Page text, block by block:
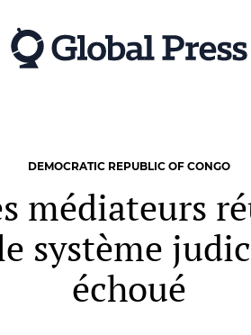
DEMOCRATIC REPUBLIC OF CONGO
médiateurs
système
échoué